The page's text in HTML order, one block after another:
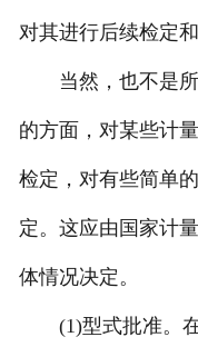
对其进行后续检定
当然，也不是所
的方面，对某些计
检定，对有些简单
定。这应由国家计
体情况决定。
(1)型式批准。在